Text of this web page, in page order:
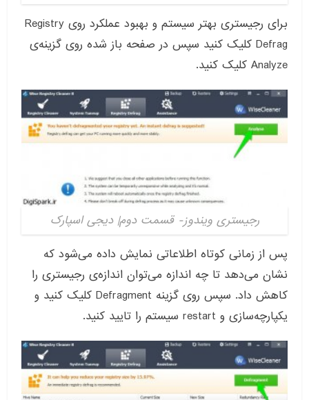
برای رجیستری بهتر سیستم و بهبود عملکرد روی Registry
Defrag کلیک کنید سپس در صفحه باز شده روی گزینه‌ی
Analyze کلیک کنید.
رجیستری ویندوز- قسمت دوم| دیجی اسپارک
پس از زمانی کوتاه اطلاعاتی نمایش داده می‌شود که
نشان می‌دهد تا چه اندازه می‌توان اندازه‌ی رجیستری را
کاهش داد. سپس روی گزینه Defragment کلیک کنید و
یکپارچه‌سازی و restart سیستم را تایید کنید.